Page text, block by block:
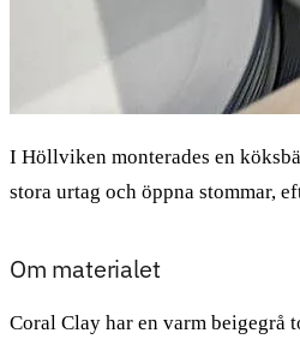
I Höllviken monterades en
stora urtag och öppna stommar,
Om materialet
Coral Clay har en varm beigegrå